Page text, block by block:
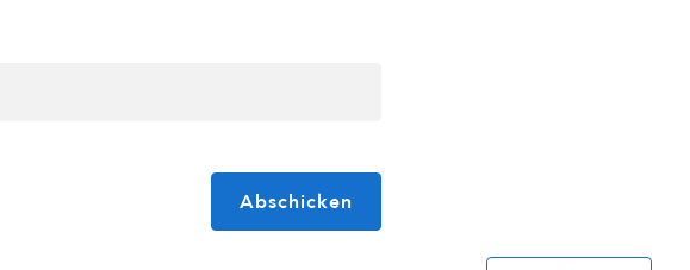
Abschicken